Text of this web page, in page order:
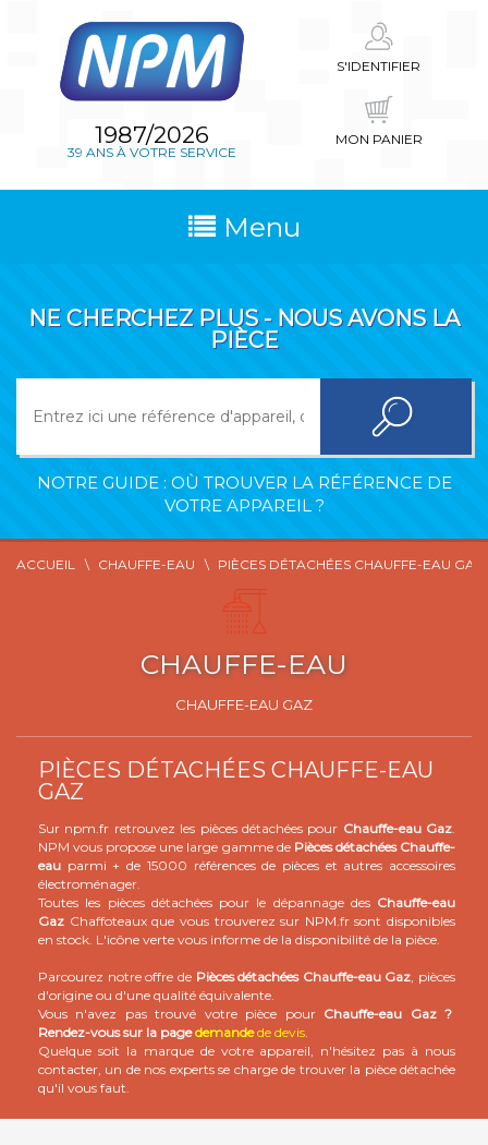
1987/2026
39 ANS À VOTRE SERVICE
S'IDENTIFIER
MON PANIER
Menu
NE CHERCHEZ PLUS - NOUS AVONS LA
PIÈCE
NOTRE GUIDE : OÙ TROUVER LA RÉFÉRENCE DE
VOTRE APPAREIL ?
ACCUEIL CHAUFFE-EAU PIÈCES DÉTACHÉES CHAUFFE-EAU GAZ
CHAUFFE-EAU
CHAUFFE-EAU GAZ
PIÈCES DÉTACHÉES CHAUFFE-EAU
GAZ
Sur npm.fr retrouvez les pièces détachées pour Chauffe-eau Gaz.
NPM vous propose une large gamme de Pièces détachées Chauffe-
eau parmi + de 15000 références de pièces et autres accessoires
électroménager.
Toutes les pièces détachées pour le dépannage des Chauffe-eau
Gaz Chaffoteaux que vous trouverez sur NPM.fr sont disponibles
en stock. L'icône verte vous informe de la disponibilité de la pièce.
Parcourez notre offre de Pièces détachées Chauffe-eau Gaz, pièces
d'origine ou d'une qualité équivalente.
Vous n'avez pas trouvé votre pièce pour Chauffe-eau Gaz ?
Rendez-vous sur la pagedemande de devis.
Quelque soit la marque de votre appareil, n'hésitez pas à nous
contacter, un de nos experts se charge de trouver la pièce détachée
qu'il vous faut.